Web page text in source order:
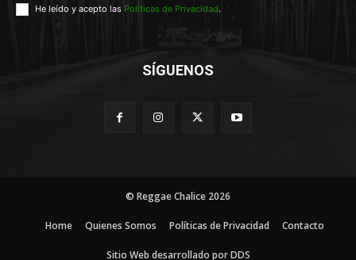
He leído y acepto las Políticas de Privacidad.
SÍGUENOS
© Reggae Chalice 2026
Home Quienes Somos Políticas de Privacidad Contacto
Sitio Web desarrollado por DDS